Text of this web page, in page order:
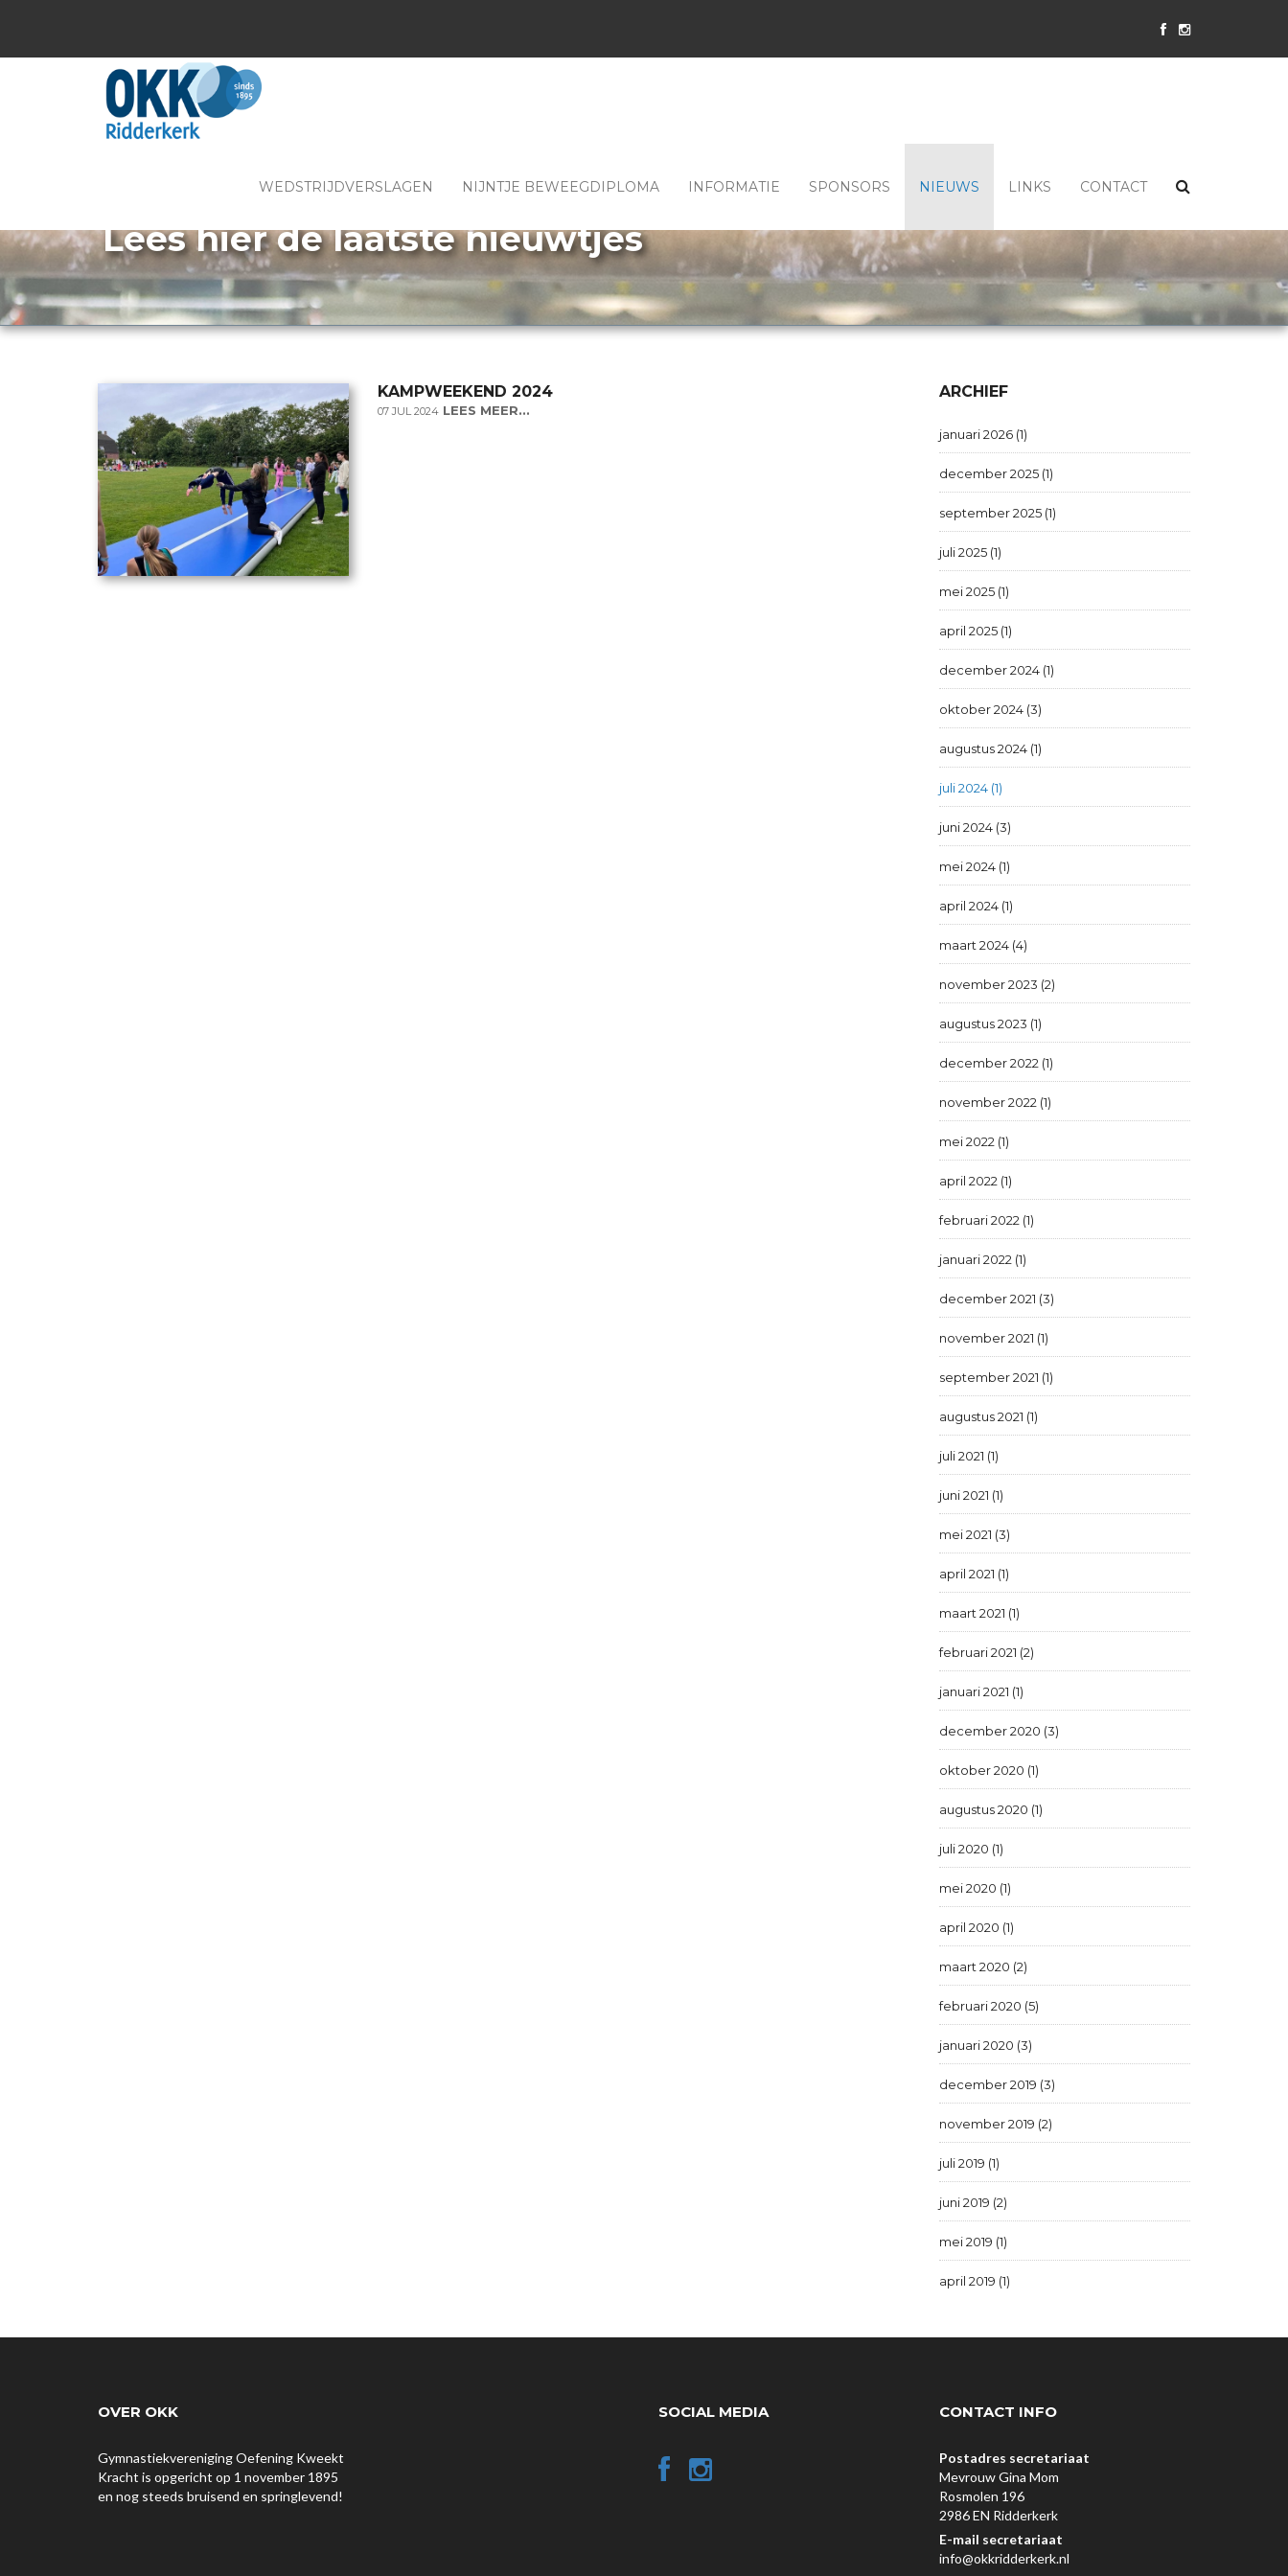
WEDSTRIJDVERSLAGEN NIJNTJE BEWEEGDIPLOMA INFORMATIE SPONSORS NIEUWS LINKS CONTACT
Lees hier de laatste nieuwtjes
KAMPWEEKEND 2024
07 JUL 2024 LEES MEER...
ARCHIEF
januari 2026 (1)
december 2025 (1)
september 2025 (1)
juli 2025 (1)
mei 2025 (1)
april 2025 (1)
december 2024 (1)
oktober 2024 (3)
augustus 2024 (1)
juli 2024 (1)
juni 2024 (3)
mei 2024 (1)
april 2024 (1)
maart 2024 (4)
november 2023 (2)
augustus 2023 (1)
december 2022 (1)
november 2022 (1)
mei 2022 (1)
april 2022 (1)
februari 2022 (1)
januari 2022 (1)
december 2021 (3)
november 2021 (1)
september 2021 (1)
augustus 2021 (1)
juli 2021 (1)
juni 2021 (1)
mei 2021 (3)
april 2021 (1)
maart 2021 (1)
februari 2021 (2)
januari 2021 (1)
december 2020 (3)
oktober 2020 (1)
augustus 2020 (1)
juli 2020 (1)
mei 2020 (1)
april 2020 (1)
maart 2020 (2)
februari 2020 (5)
januari 2020 (3)
december 2019 (3)
november 2019 (2)
juli 2019 (1)
juni 2019 (2)
mei 2019 (1)
april 2019 (1)
OVER OKK
Gymnastiekvereniging Oefening Kweekt
Kracht is opgericht op 1 november 1895
en nog steeds bruisend en springlevend!
SOCIAL MEDIA CONTACT INFO
Postadres secretariaat
Mevrouw Gina Mom
Rosmolen 196
2986 EN Ridderkerk
E-mail secretariaat
info@okkridderkerk.nl